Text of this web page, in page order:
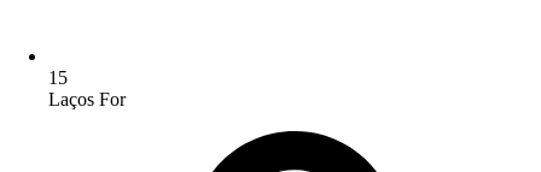
15
Laços For